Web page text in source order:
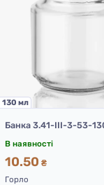
130 мл
В наявності
10.50 ₴
Горло